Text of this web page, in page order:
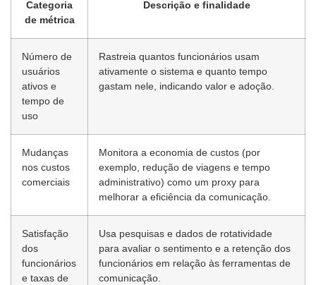
Categoria
de métrica
Descrição e finalidade
Número de
usuários
ativos e
tempo de
uso
Rastreia quantos funcionários usam
ativamente o sistema e quanto tempo
gastam nele, indicando valor e adoção.
Mudanças
nos custos
comerciais
Monitora a economia de custos (por
exemplo, redução de viagens e tempo
administrativo) como um proxy para
melhorar a eficiência da comunicação.
Satisfação
dos
funcionários
e taxas de
Usa pesquisas e dados de rotatividade
para avaliar o sentimento e a retenção dos
funcionários em relação às ferramentas de
comunicação.